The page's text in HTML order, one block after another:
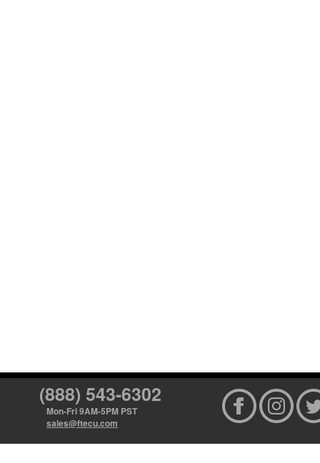
(888) 543-6302
Mon-Fri 9AM-5PM PST
sales@ftecu.com